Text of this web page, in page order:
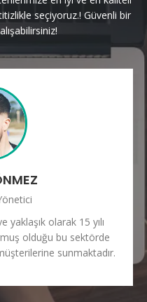
seçiyoruz.! Güvenli bir
yaklaşık olarak 15 yılı
olduğu bu sektörde
sunmaktadır.